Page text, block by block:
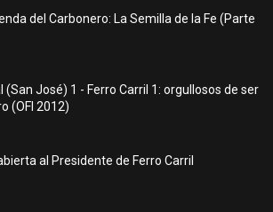
del Carbonero: La Semilla de la Fe (Parte
(San José) 1 - Ferro Carril 1: orgullosos de ser
(OFI 2012)
al Presidente de Ferro Carril